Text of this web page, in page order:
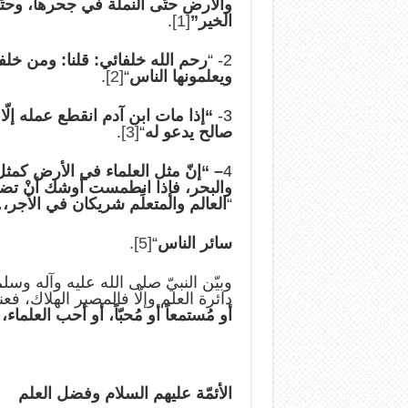
والأرض حتّى النملة في جحرها،
الخير”[1]
.
2- “
رحم الله خلفائي: قلنا: ومن
ويعلمونها الناس“
[2]
.
3- “إذا مات ابن آدم انقطع عمله
صالح يدعو له“
[3]
.
4– “إنّ مثل العلماء في الأرض
والبحر، فإذا انطمست أوشك أنْ
“ العالم والمتعلِّم شريكان في
سائر الناس“
[5]
.
وبيّن النبيّ صلى الله عليه وآله
دائرة العلم وإلّا فالمصير الهلاك،
أو مُستمعاً أو مُحبّاً، أو أحب
الأئمّة عليهم السلام وفضل العلم‏